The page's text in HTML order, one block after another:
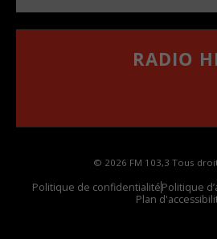
RADIO
© 2026 FM 103,3 Tous
Politique de confidentialitéPolitique
Plan